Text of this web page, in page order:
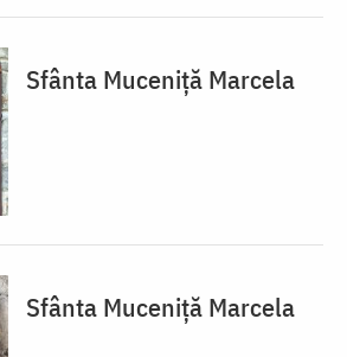
Sfânta Muceniță Marcela
Sfânta Muceniță Marcela